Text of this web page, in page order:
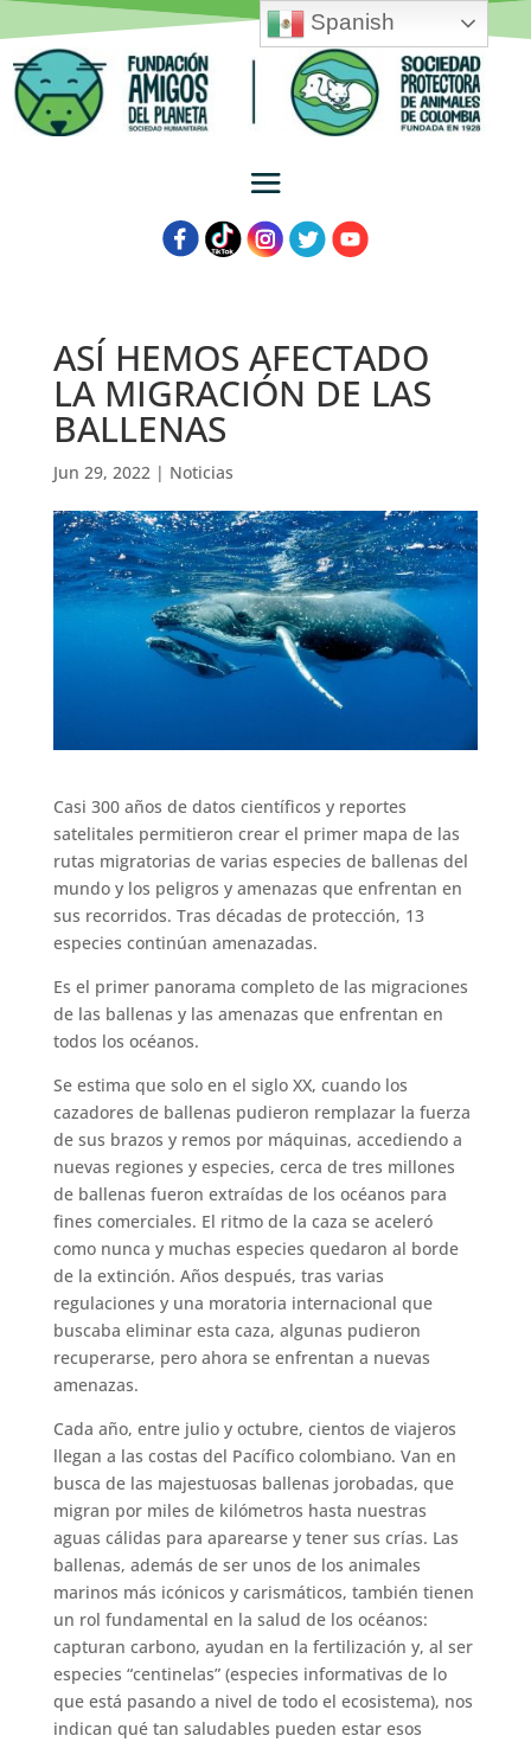
ASÍ HEMOS AFECTADO
LA MIGRACIÓN DE LAS
BALLENAS
Jun 29, 2022| Noticias
Casi 300 años de datos científicos y reportes
satelitales permitieron crear el primer mapa de las
rutas migratorias de varias especies de ballenas del
mundo y los peligros y amenazas que enfrentan en
sus recorridos. Tras décadas de protección, 13
especies continúan amenazadas.
Es el primer panorama completo de las migraciones
de las ballenas y las amenazas que enfrentan en
todos los océanos.
Se estima que solo en el siglo XX, cuando los
cazadores de ballenas pudieron remplazar la fuerza
de sus brazos y remos por máquinas, accediendo a
nuevas regiones y especies, cerca de tres millones
de ballenas fueron extraídas de los océanos para
fines comerciales. El ritmo de la caza se aceleró
como nunca y muchas especies quedaron al borde
de la extinción. Años después, tras varias
regulaciones y una moratoria internacional que
buscaba eliminar esta caza, algunas pudieron
recuperarse, pero ahora se enfrentan a nuevas
amenazas.
Cada año, entre julio y octubre, cientos de viajeros
llegan a las costas del Pacífico colombiano. Van en
busca de las majestuosas ballenas jorobadas, que
migran por miles de kilómetros hasta nuestras
aguas cálidas para aparearse y tener sus crías. Las
ballenas, además de ser unos de los animales
marinos más icónicos y carismáticos, también tienen
un rol fundamental en la salud de los océanos:
capturan carbono, ayudan en la fertilización y, al ser
especies “centinelas” (especies informativas de lo
que está pasando a nivel de todo el ecosistema), nos
indican qué tan saludables pueden estar esos
Spanish